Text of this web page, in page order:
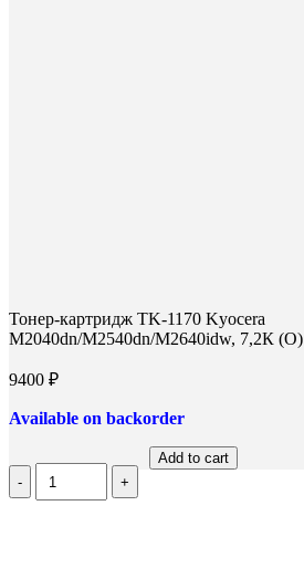
Тонер-картридж TK-1170 Kyocera
M2040dn/M2540dn/M2640idw, 7,2К (О)
9400 ₽
Available on backorder
Количество
Тонер-
Add to cart